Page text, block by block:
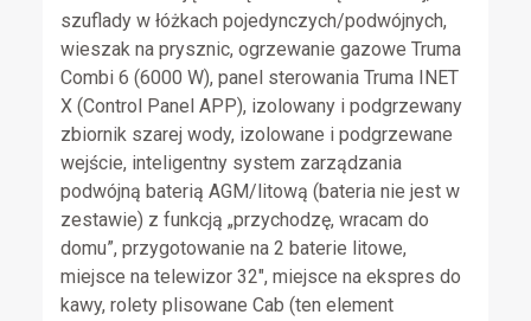
szuflady w łóżkach pojedynczych/podwójnych,
wieszak na prysznic, ogrzewanie gazowe Truma
Combi 6 (6000 W), panel sterowania Truma INET
X (Control Panel APP), izolowany i podgrzewany
zbiornik szarej wody, izolowane i podgrzewane
wejście, inteligentny system zarządzania
podwójną baterią AGM/litową (bateria nie jest w
zestawie) z funkcją „przychodzę, wracam do
domu”, przygotowanie na 2 baterie litowe,
miejsce na telewizor 32″, miejsce na ekspres do
kawy, rolety plisowane Cab (ten element